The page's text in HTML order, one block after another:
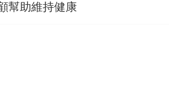
幫助維持健康